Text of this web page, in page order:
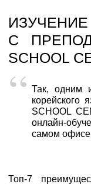
С
SCHOOL
Так, одним
корейского
SCHOOL
онлайн-
самом
Топ-7